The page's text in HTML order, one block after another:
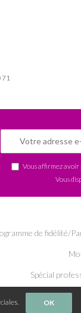
71
Vous affirmez avoir
Vous
de fidélité/
Spécial
OK